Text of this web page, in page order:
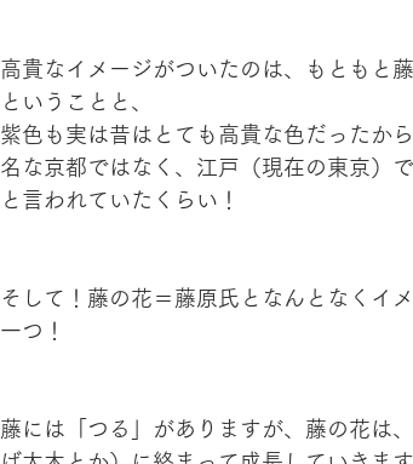
高貴なイメージがついたのは、もともと
ということと、
紫色も実は昔はとても高貴な色だったか
名な京都ではなく、江戸（現在の東京）
と言われていたくらい！
そして！藤の花＝藤原氏となんとなくイ
一つ！
藤には「つる」がありますが、藤の花は